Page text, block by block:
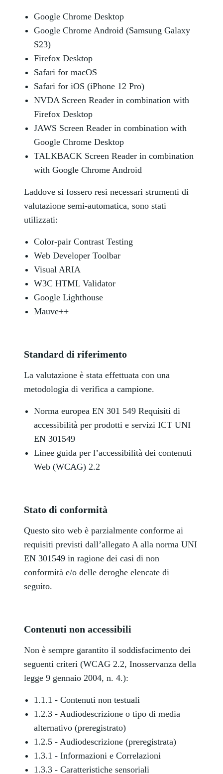
Google Chrome Desktop
Google Chrome Android (Samsung Galaxy
S23)
Firefox Desktop
Safari for macOS
Safari for iOS (iPhone 12 Pro)
NVDA Screen Reader in combination with
Firefox Desktop
JAWS Screen Reader in combination with
Google Chrome Desktop
TALKBACK Screen Reader in combination
with Google Chrome Android
Laddove si fossero resi necessari strumenti di
valutazione semi-automatica, sono stati
utilizzati:
Color-pair Contrast Testing
Web Developer Toolbar
Visual ARIA
W3C HTML Validator
Google Lighthouse
Mauve++
Standard di riferimento
La valutazione è stata effettuata con una
metodologia di verifica a campione.
Norma europea EN 301 549 Requisiti di
accessibilità per prodotti e servizi ICT UNI
EN 301549
Linee guida per l’accessibilità dei contenuti
Web (WCAG) 2.2
Stato di conformità
Questo sito web è parzialmente conforme ai
requisiti previsti dall’allegato A alla norma UNI
EN 301549 in ragione dei casi di non
conformità e/o delle deroghe elencate di
seguito.
Contenuti non accessibili
Non è sempre garantito il soddisfacimento dei
seguenti criteri (WCAG 2.2, Inosservanza della
legge 9 gennaio 2004, n. 4.):
1.1.1 - Contenuti non testuali
1.2.3 - Audiodescrizione o tipo di media
alternativo (preregistrato)
1.2.5 - Audiodescrizione (preregistrata)
1.3.1 - Informazioni e Correlazioni
1.3.3 - Caratteristiche sensoriali